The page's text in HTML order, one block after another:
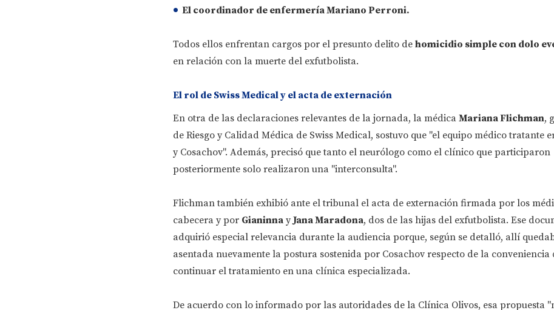
El coordinador de enfermeríaMariano Perroni.
Todos ellos enfrentan cargos por el presunto delito de homicidio simple con dolo
en relación con la muerte del exfutbolista.
El rol de Swiss Medical y el acta de externación
En otra de las declaraciones relevantes de la jornada, la médica Mariana Flichman,
de Riesgo y Calidad Médica de Swiss Medical, sostuvo que "el equipo médico tratante
y Cosachov". Además, precisó que tanto el neurólogo como el clínico que participaron
posteriormente solo realizaron una "interconsulta".
Flichman también exhibió ante el tribunal el acta de externación firmada por los
cabecera y por GianinnayJana Maradona, dos de las hijas del exfutbolista. Ese
adquirió especial relevancia durante la audiencia porque, según se detalló, allí
asentada nuevamente la postura sostenida por Cosachov respecto de la conveniencia
continuar el tratamiento en una clínica especializada.
De acuerdo con lo informado por las autoridades de la Clínica Olivos, esa propuesta